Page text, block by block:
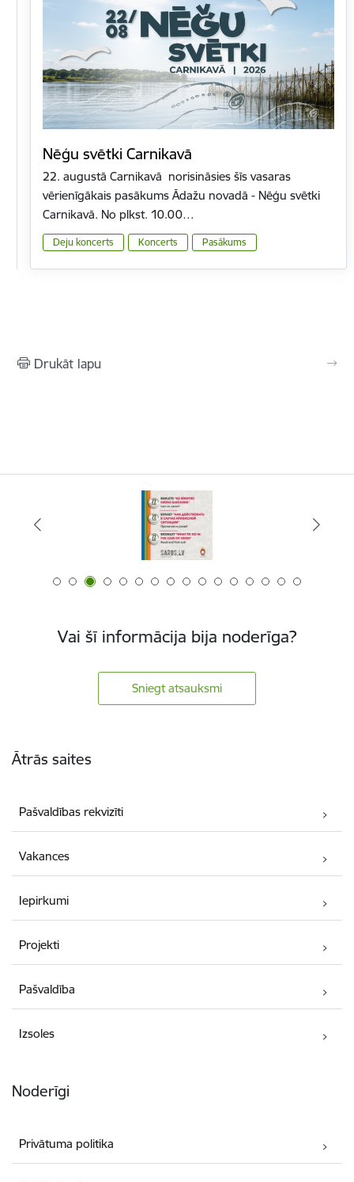
Nēģu svētki Carnikavā
22. augustā Carnikavā norisināsies šīs vasaras
vērienīgākais pasākums Ādažu novadā - Nēģu svētki
Carnikavā. No plkst. 10.00…
Deju koncerts Koncerts Pasākums
Drukāt lapu
Vai šī informācija bija noderīga?
Sniegt atsauksmi
Ātrās saites
Pašvaldības rekvizīti
Vakances
Iepirkumi
Projekti
Pašvaldība
Izsoles
Noderīgi
Privātuma politika